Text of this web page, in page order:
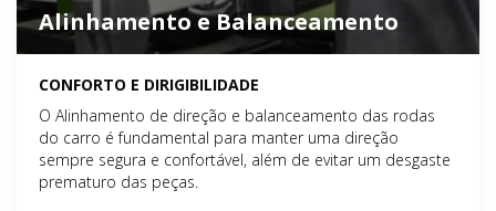
Alinhamento e Balanceamento
CONFORTO E DIRIGIBILIDADE
O Alinhamento de direção e balanceamento das rodas
do carro é fundamental para manter uma direção
sempre segura e confortável, além de evitar um desgaste
prematuro das peças.